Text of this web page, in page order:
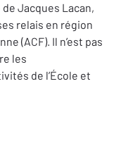
Jacques Lacan,
relais en région
(ACF). Il n’est pas
les
de l’École et